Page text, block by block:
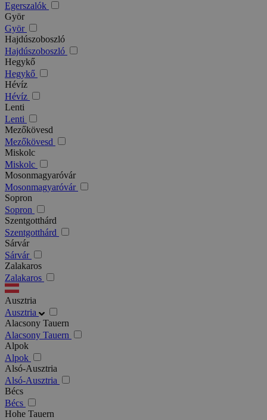
Egerszalók
Györ
Györ
Hajdúszoboszló
Hajdúszoboszló
Hegykő
Hegykő
Hévíz
Hévíz
Lenti
Lenti
Mezőkövesd
Mezőkövesd
Miskolc
Miskolc
Mosonmagyaróvár
Mosonmagyaróvár
Sopron
Sopron
Szentgotthárd
Szentgotthárd
Sárvár
Sárvár
Zalakaros
Zalakaros
Ausztria
Ausztria
Alacsony Tauern
Alacsony Tauern
Alpok
Alpok
Alsó-Ausztria
Alsó-Ausztria
Bécs
Bécs
Hohe Tauern